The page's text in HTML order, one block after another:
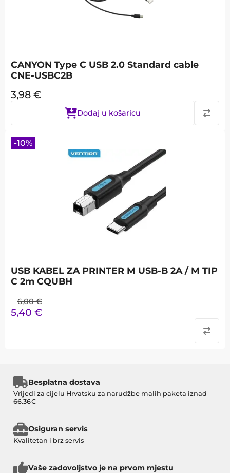
CANYON Type C USB 2.0 Standard cable
CNE-USBC2B
3,98 €
Dodaj u košaricu
USB KABEL ZA PRINTER M USB-B 2A / M TIP
C 2m CQUBH
6,00 €
5,40 €
-10%
Besplatna dostava
Vrijedi za cijelu Hrvatsku za narudžbe malih paketa iznad
66.36€
Osiguran servis
Kvalitetan i brz servis
Vaše zadovoljstvo je na prvom mjestu